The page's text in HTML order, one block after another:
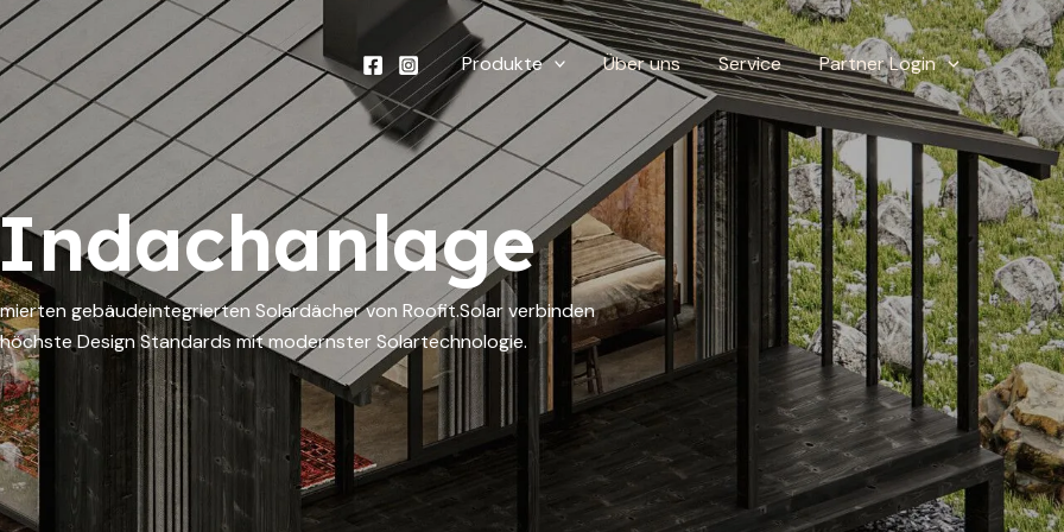
Produkte Über uns Service Partner Login
gebäudeintegrierten Solardächer von Roofit.Solar verbinden
höchste Design Standards mit modernster Solartechnologie.